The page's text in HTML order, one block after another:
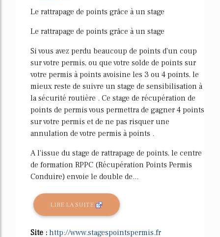
Le rattrapage de points grâce à un stage
Le rattrapage de points grâce à un stage
Si vous avez perdu beaucoup de points d'un coup
sur votre permis, ou que votre solde de points sur
votre permis à points avoisine les 3 ou 4 points, le
mieux reste de suivre un stage de sensibilisation à
la sécurité routière . Ce stage de récupération de
points de permis vous permettra de gagner 4 points
sur votre permis et de ne pas risquer une
annulation de votre permis à points .
A l'issue du stage de rattrapage de points, le centre
de formation RPPC (Récupération Points Permis
Conduire) envoie le double de...
LIRE LA SUITE
Site : http://www.stagespointspermis.fr